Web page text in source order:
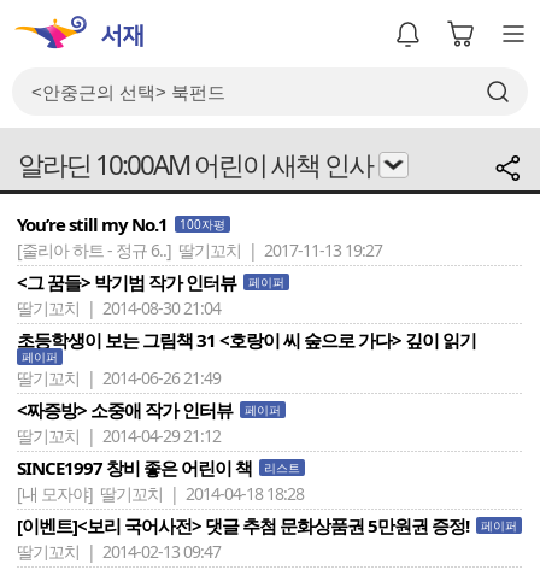
알라딘 10:00AM 어린이 새책 인사
You’re still my No.1 100자평
[줄리아 하트 - 정규 6..] 딸기꼬치 | 2017-11-13 19:27
<그 꿈들> 박기범 작가 인터뷰 페이퍼
딸기꼬치 | 2014-08-30 21:04
초등학생이 보는 그림책 31 <호랑이 씨 숲으로 가다> 깊이 읽기
페이퍼
딸기꼬치 | 2014-06-26 21:49
<짜증방> 소중애 작가 인터뷰 페이퍼
딸기꼬치 | 2014-04-29 21:12
SINCE1997 창비 좋은 어린이 책 리스트
[내 모자야] 딸기꼬치 | 2014-04-18 18:28
[이벤트]<보리 국어사전> 댓글 추첨 문화상품권 5만원권 증정! 페이퍼
딸기꼬치 | 2014-02-13 09:47